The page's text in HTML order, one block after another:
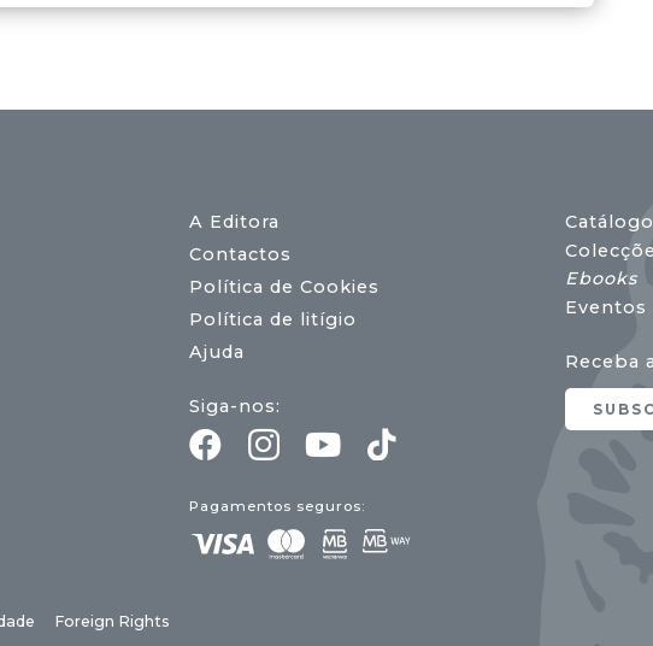
A Editora
Contactos
Política de Cookies
Política de litígio
Ajuda
Siga-nos:
Pagamentos seguros:
Catálogo
Ebooks
Eventos
Receba
Foreign Rights